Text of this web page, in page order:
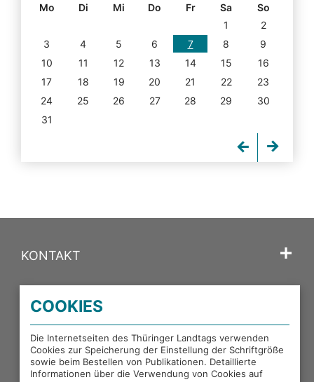
Mo Di Mi Do Fr Sa
So
1
2
3
4 5 6 7 8
9
10
11 12 13 14 15
16
17
18 19 20 21 22
23
24
25 26 27 28 29
30
31
KONTAKT
PORTALE DES THÜRINGER LANDTAGS
EXTERNE LINKS
COOKIES
Die Internetseiten des Thüringer Landtags verwenden
Cookies zur Speicherung der Einstellung der Schriftgröße
sowie beim Bestellen von Publikationen. Detaillierte
Informationen über die Verwendung von Cookies auf